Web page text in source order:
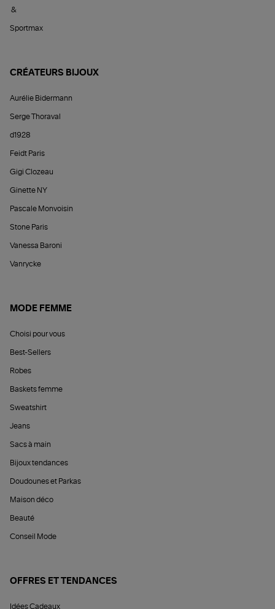
&
Sportmax
CRÉATEURS BIJOUX
Aurélie Bidermann
Serge Thoraval
d1928
Feidt Paris
Gigi Clozeau
Ginette NY
Pascale Monvoisin
Stone Paris
Vanessa Baroni
Vanrycke
MODE FEMME
Choisi pour vous
Best-Sellers
Robes
Baskets femme
Sweatshirt
Jeans
Sacs à main
Bijoux tendances
Doudounes et Parkas
Maison déco
Beauté
Conseil Mode
OFFRES ET TENDANCES
Idées Cadeaux